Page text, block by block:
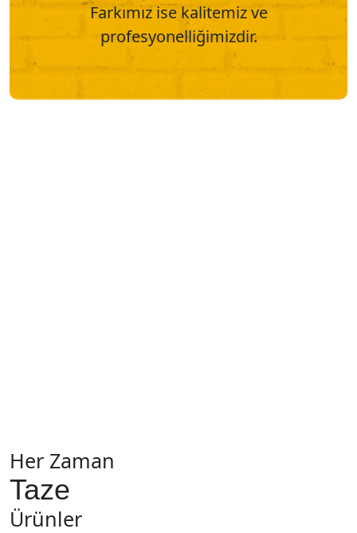
Farkımız ise kalitemiz ve
profesyonelliğimizdir.
Her Zaman
Taze
Ürünler